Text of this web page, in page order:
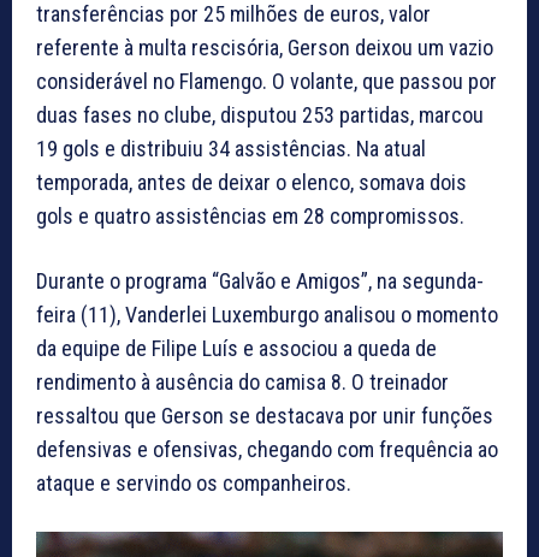
transferências por 25 milhões de euros, valor
referente à multa rescisória, Gerson deixou um vazio
considerável no Flamengo. O volante, que passou por
duas fases no clube, disputou 253 partidas, marcou
19 gols e distribuiu 34 assistências. Na atual
temporada, antes de deixar o elenco, somava dois
gols e quatro assistências em 28 compromissos.
Durante o programa “Galvão e Amigos”, na segunda-
feira (11), Vanderlei Luxemburgo analisou o momento
da equipe de Filipe Luís e associou a queda de
rendimento à ausência do camisa 8. O treinador
ressaltou que Gerson se destacava por unir funções
defensivas e ofensivas, chegando com frequência ao
ataque e servindo os companheiros.